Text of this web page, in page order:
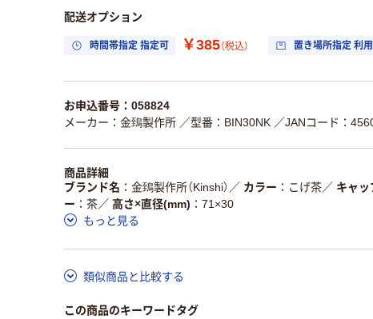
配送オプション
時間帯指定 指定可 ￥385（税込） 置き場所指定 利
お申込番号：058824
メーカー：金鵄製作所 ／型番：BIN30NK ／JANコード：
商品詳細
ブランド名
金鵄製作所（Kinshi） ／ カラー こげ茶／ キャッ
ー
茶／ 高さ×直径(mm)
71×30
もっと見る
類似商品と比較する
この商品のキーワードタグ